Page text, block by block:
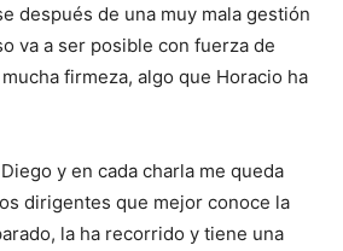
después de una muy mala gestión
va a ser posible con fuerza de
firmeza, algo que Horacio ha
y en cada charla me queda
dirigentes que mejor conoce la
la ha recorrido y tiene una